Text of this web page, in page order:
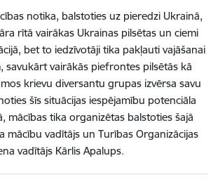
notika, balstoties uz pieredzi Ukrainā,
rītā vairākas Ukrainas pilsētas un ciemi
bet to iedzīvotāji tika pakļauti vajāšanai
savukārt vairākās piefrontes pilsētās kā
krievu diversantu grupas izvērsa savu
šīs situācijas iespējamību potenciāla
mācības tika organizētas balstoties šajā
mācību vadītājs un Turības Organizācijas
vadītājs Kārlis Apalups.